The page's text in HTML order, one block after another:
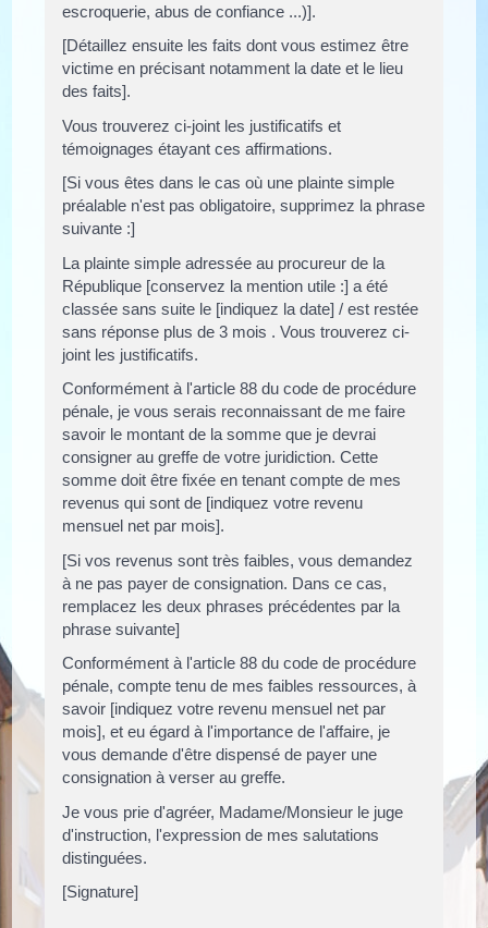
escroquerie, abus de confiance ...)].
[Détaillez ensuite les faits dont vous estimez être
victime en précisant notamment la date et le lieu
des faits].
Vous trouverez ci-joint les justificatifs et
témoignages étayant ces affirmations.
[Si vous êtes dans le cas où une plainte simple
préalable n'est pas obligatoire, supprimez la phrase
suivante :]
La plainte simple adressée au procureur de la
République [conservez la mention utile :] a été
classée sans suite le [indiquez la date] / est restée
sans réponse plus de 3 mois . Vous trouverez ci-
joint les justificatifs.
Conformément à l'article 88 du code de procédure
pénale, je vous serais reconnaissant de me faire
savoir le montant de la somme que je devrai
consigner au greffe de votre juridiction. Cette
somme doit être fixée en tenant compte de mes
revenus qui sont de [indiquez votre revenu
mensuel net par mois].
[Si vos revenus sont très faibles, vous demandez
à ne pas payer de consignation. Dans ce cas,
remplacez les deux phrases précédentes par la
phrase suivante]
Conformément à l'article 88 du code de procédure
pénale, compte tenu de mes faibles ressources, à
savoir [indiquez votre revenu mensuel net par
mois], et eu égard à l'importance de l'affaire, je
vous demande d'être dispensé de payer une
consignation à verser au greffe.
Je vous prie d'agréer, Madame/Monsieur le juge
d'instruction, l'expression de mes salutations
distinguées.
[Signature]